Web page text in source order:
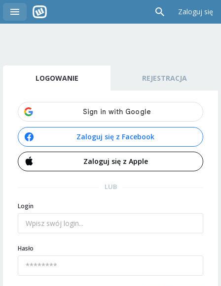
Zaloguj się
LOGOWANIE REJESTRACJA
Zaloguj się z Facebook
Zaloguj się z Apple
LUB
Login
Hasło